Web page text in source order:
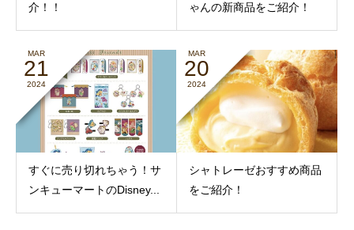
介！！
ゃんの新商品をご紹介！
MAR
21
2024
すぐに売り切れちゃう！サ
ンキューマートのDisney...
MAR
20
2024
シャトレーゼおすすめ商品
をご紹介！